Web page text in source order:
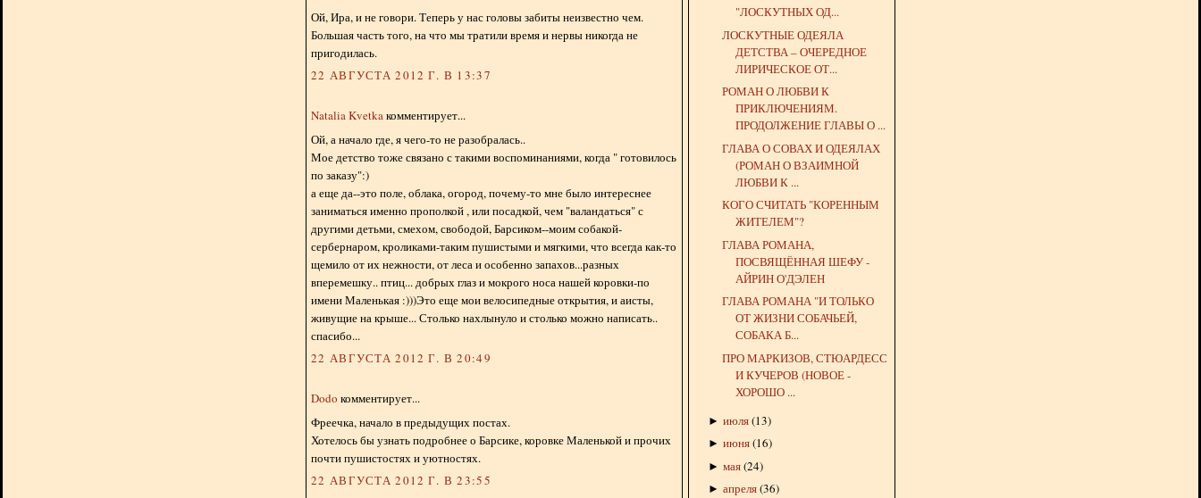
Ой, Ира, и не говори. Теперь у нас головы забиты неизвестно чем.
Большая часть того, на что мы тратили время и нервы никогда не
пригодилась.
22 АВГУСТА 2012 Г. В 13:37
Natalia Kvetkaкомментирует...
Ой, а начало где, я чего-то не разобралась..
Мое детство тоже связано с такими воспоминаниями, когда " готовилось
по заказу":)
а еще да--это поле, облака, огород, почему-то мне было интереснее
заниматься именно прополкой , или посадкой, чем "валандаться" с
другими детьми, смехом, свободой, Барсиком--моим собакой-
сербернаром, кроликами-таким пушистыми и мягкими, что всегда как-то
щемило от их нежности, от леса и особенно запахов...разных
вперемешку.. птиц... добрых глаз и мокрого носа нашей коровки-по
имени Маленькая :)))Это еще мои велосипедные открытия, и аисты,
живущие на крыше... Столько нахлынуло и столько можно написать..
спасибо...
22 АВГУСТА 2012 Г. В 20:49
Dodo комментирует...
Фреечка, начало в предыдущих постах.
Хотелось бы узнать подробнее о Барсике, коровке Маленькой и прочих
почти пушистостях и уютностях.
22 АВГУСТА 2012 Г. В 23:55
"ЛОСКУТНЫХ ОД...
ЛОСКУТНЫЕ ОДЕЯЛА
ДЕТСТВА – ОЧЕРЕДНОЕ
ЛИРИЧЕСКОЕ ОТ...
РОМАН О ЛЮБВИ К
ПРИКЛЮЧЕНИЯМ.
ПРОДОЛЖЕНИЕ ГЛАВЫ О ...
ГЛАВА О СОВАХ И ОДЕЯЛАХ
(РОМАН О ВЗАИМНОЙ
ЛЮБВИ К ...
КОГО СЧИТАТЬ "КОРЕННЫМ
ЖИТЕЛЕМ"?
ГЛАВА РОМАНА,
ПОСВЯЩЁННАЯ ШЕФУ -
АЙРИН О'ДЭЛЕН
ГЛАВА РОМАНА "И ТОЛЬКО
ОТ ЖИЗНИ СОБАЧЬЕЙ,
СОБАКА Б...
ПРО МАРКИЗОВ, СТЮАРДЕСС
И КУЧЕРОВ (НОВОЕ -
ХОРОШО ...
► июля(13)
► июня(16)
► мая(24)
► апреля(36)